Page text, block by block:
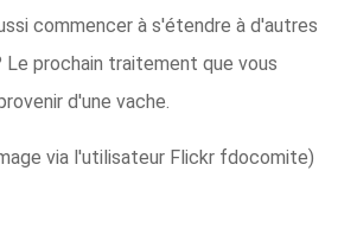
commencer à s'étendre à d'autres
Le prochain traitement que vous
d'une vache.
via l'utilisateur Flickr fdocomite)